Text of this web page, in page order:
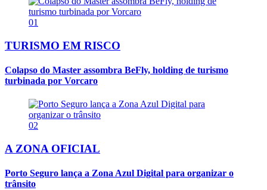
01
TURISMO EM RISCO
Colapso do Master assombra BeFly, holding de turismo
turbinada por Vorcaro
02
A ZONA OFICIAL
Porto Seguro lança a Zona Azul Digital para organizar o
trânsito